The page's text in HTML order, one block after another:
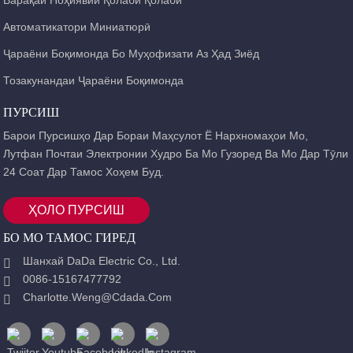
Автоматикатори Миниатюрӣ
Ҷараёни Боқимонда Бо Муҳофизати Аз Ҳад Зиёд
Тозакунандаи Ҷараёни Боқимонда
ПУРСИШ
Барои Пурсишҳо Дар Бораи Маҳсулот Ё Нархномаҳои Мо,
Лутфан Почтаи Электронии Худро Ба Мо Гузоред Ва Мо Дар Тӯли
24 Соат Дар Тамос Хоҳем Буд.
ҲОЛО ПУРСИШ
БО МО ТАМОС ГИРЕД
Шанхай DaDa Electric Co., Ltd.
0086-15167477792
Charlotte.weng@cdada.com